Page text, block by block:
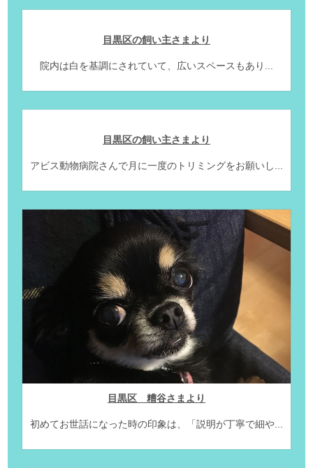
目黒区の飼い主さまより
院内は白を基調にされていて、広いスペースもあり...
目黒区の飼い主さまより
アビス動物病院さんで月に一度のトリミングをお願いし...
目黒区 糟谷さまより
初めてお世話になった時の印象は、「説明が丁寧で細や...